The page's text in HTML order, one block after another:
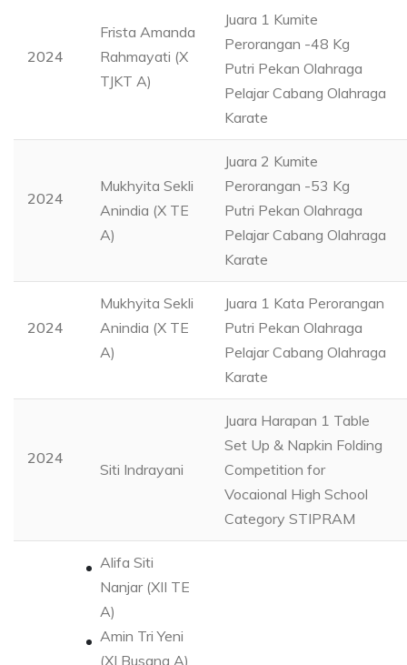
2024
Frista Amanda
Rahmayati (X
TJKT A)
Juara 1 Kumite
Perorangan -48 Kg
Putri Pekan Olahraga
Pelajar Cabang Olahraga
Karate
2024
Mukhyita Sekli
Anindia (X TE
A)
Juara 2 Kumite
Perorangan -53 Kg
Putri Pekan Olahraga
Pelajar Cabang Olahraga
Karate
2024
Mukhyita Sekli
Anindia (X TE
A)
Juara 1 Kata Perorangan
Putri Pekan Olahraga
Pelajar Cabang Olahraga
Karate
2024
Siti Indrayani
Juara Harapan 1 Table
Set Up & Napkin Folding
Competition for
Vocaional High School
Category STIPRAM
Alifa Siti
Nanjar (XII TE
A)
Amin Tri Yeni
(XI Busana A)